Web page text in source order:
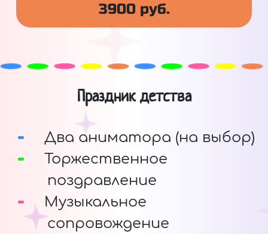
3900 руб.
Праздник детства
Два аниматора (на выбор)
Торжественное
поздравление
Музыкальное
сопровождение